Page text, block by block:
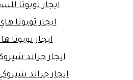
ايجار تويوتا
ايجار تويوتا
ايجار تويوتا
ايجار جراند شيروكي
ايجار جراند